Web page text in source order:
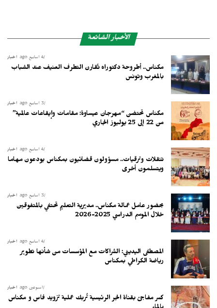
الأخبار الشائعة
أخبار 4 أسابيع ago
مكناس.. أطروحة دكتوراه تُقارن التطرف العنيف عند الشباب
بالمغرب وتونس
أخبار 3 أسابيع ago
مكناس تحتضن “مهرجان عيساوة: مقامات وإيقاعات عالمية”
من 22 إلى 25 يوليوز الجاري
أخبار 4 أسابيع ago
تنقلات وترقيات.. مسؤولون قضائيون بمكناس يودعون مهاما
ويتسلمون أخرى
أخبار 3 أسابيع ago
بحضور عامل عمالة مكناس.. مديرية التعليم تحتفي بالمتفوقين
خلال الموسم الدراسي 2025-2026
أخبار 4 أسابيع ago
المصطفى اليديني: الشراكات مع المؤسسات من شأنها تطوير
رياضة الكراطي بمكناس
أخبار أسبوعين ago
كسر مفاجئ بقناة الجر الرئيسية تُربك عملية تزويد فاس و مكناس